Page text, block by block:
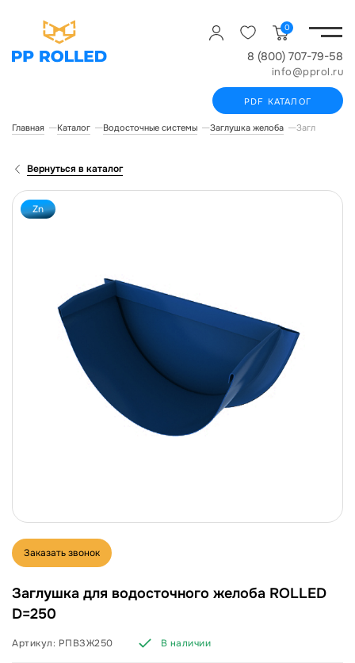
0
8 (800) 707-79-58
info@pprol.ru
PDF КАТАЛОГ
Главная Каталог Водосточные системы Заглушка желоба Заглушка
Вернуться в каталог
Zn
Заказать звонок
Заглушка для водосточного желоба ROLLED
D=250
Артикул: РПВЗЖ250 В наличии